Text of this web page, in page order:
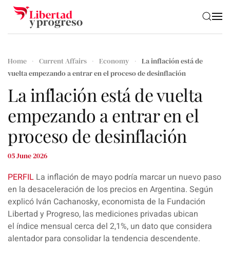
Skip to main content
Home Current Affairs Economy
La inflación está de
vuelta empezando a entrar en el proceso de desinflación
La inflación está de vuelta
empezando a entrar en el
proceso de desinflación
05 June 2026
PERFIL La inflación de mayo podría marcar un nuevo paso
en la desaceleración de los precios en Argentina. Según
explicó Iván Cachanosky, economista de la Fundación
Libertad y Progreso, las mediciones privadas ubican
el índice mensual cerca del 2,1%, un dato que considera
alentador para consolidar la tendencia descendente.